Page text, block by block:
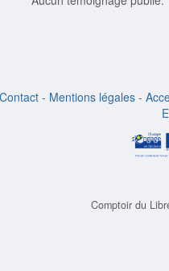
Contact - Mentions légales -
Comptoir du